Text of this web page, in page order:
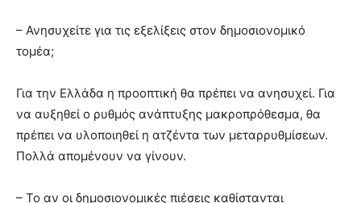
– Ανησυχείτε για τις εξελίξεις στον δημοσιονομικό
τομέα;
Για την Ελλάδα η προοπτική θα πρέπει να ανησυχεί. Για
να αυξηθεί ο ρυθμός ανάπτυξης μακροπρόθεσμα, θα
πρέπει να υλοποιηθεί η ατζέντα των μεταρρυθμίσεων.
Πολλά απομένουν να γίνουν.
– Το αν οι δημοσιονομικές πιέσεις καθίστανται